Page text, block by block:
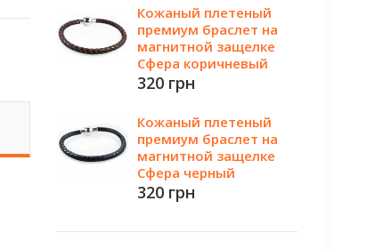
Кожаный плетеный
премиум браслет на
магнитной защелке
Сфера коричневый
320 грн
Кожаный плетеный
премиум браслет на
магнитной защелке
Сфера черный
320 грн